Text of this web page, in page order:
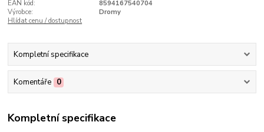
EAN kód:
8594167540704
Výrobce:
Dromy
Hlídat cenu / dostupnost
Kompletní specifikace
Komentáře 0
Kompletní specifikace